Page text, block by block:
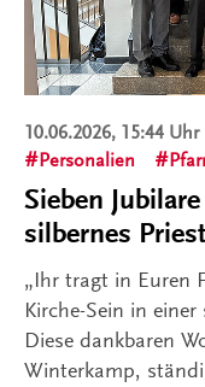
10.06.2026, 15:44 Uhr
Personalien
Sieben
silbernes
„Ihr tragt in Euren
Kirche-Sein in
Diese dankbaren
Winterkamp,